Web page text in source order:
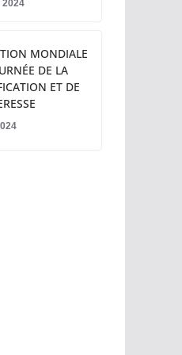
2024
MONDIALE
DE LA
ET DE